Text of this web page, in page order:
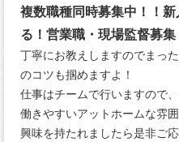
複数職種同時募集中！！
る！営業職・現場監督募集
丁寧にお教えしますのでまっ
のコツも掴めますよ！
仕事はチームで行いますので
働きやすいアットホームな雰囲
興味を持たれましたら是非ご